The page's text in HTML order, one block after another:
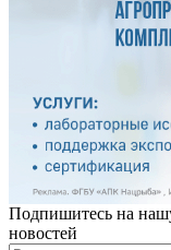
Подпишитесь на
новостей